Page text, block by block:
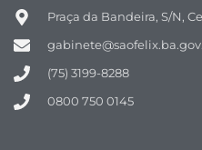
Praça da Bandeira, S/N,
(75) 3199-8288
0800 750 0145